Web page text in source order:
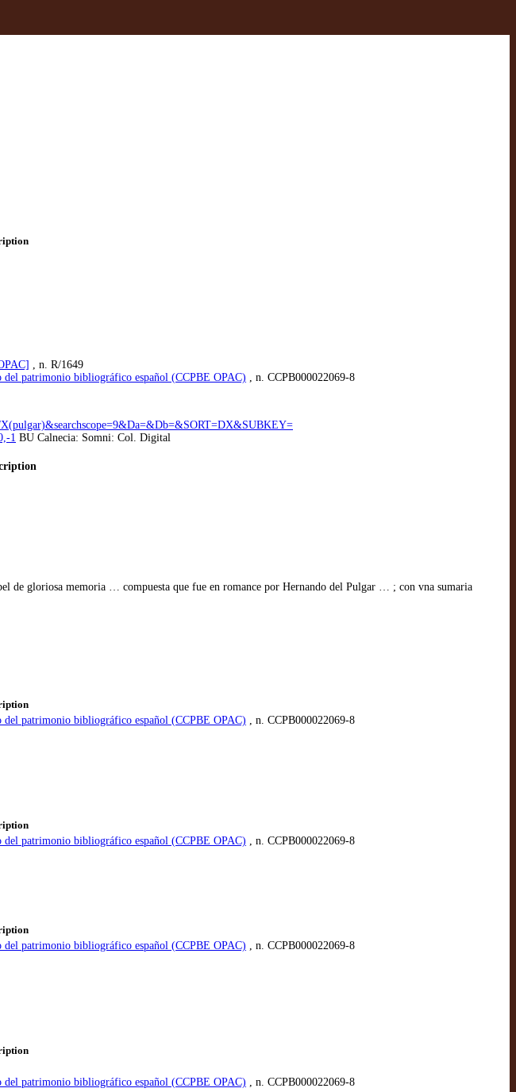
, n. R/1649
patrimonio bibliográfico español (CCPBE OPAC) , n. CCPB000022069-8
1 BU Calnecia: Somni: Col. Digital
de gloriosa memoria … compuesta que fue en romance por Hernando del Pulgar … ; con vna sumaria
patrimonio bibliográfico español (CCPBE OPAC) , n. CCPB000022069-8
patrimonio bibliográfico español (CCPBE OPAC) , n. CCPB000022069-8
patrimonio bibliográfico español (CCPBE OPAC) , n. CCPB000022069-8
patrimonio bibliográfico español (CCPBE OPAC) , n. CCPB000022069-8